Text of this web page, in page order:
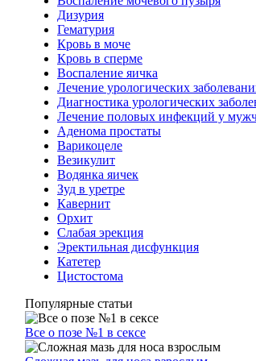
Дизурия
Гематурия
Кровь в моче
Кровь в сперме
Воспаление яичка
Лечение урологических
Диагностика урологических
Лечение половых инфекций у
Аденома простаты
Варикоцеле
Везикулит
Водянка яичек
Зуд в уретре
Кавернит
Орхит
Слабая эрекция
Эректильная дисфункция
Катетер
Цистостома
Популярные статьи
Все о позе №1 в сексе